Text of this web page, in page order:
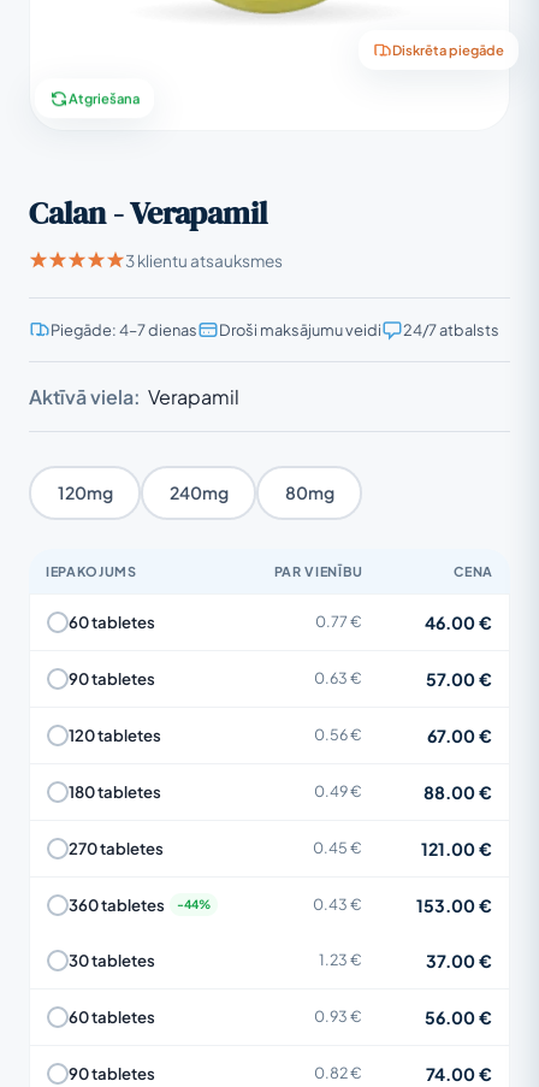
Diskrēta piegāde
Atgriešana
Calan - Verapamil
3 klientu atsauksmes
Piegāde: 4–7 dienas Droši maksājumu veidi 24/7 atbalsts
Aktīvā viela: Verapamil
120mg 240mg 80mg
IEPAKOJUMS PAR VIENĪBU CENA
60 tabletes 0.77 € 46.00 €
90 tabletes 0.63 € 57.00 €
120 tabletes 0.56 € 67.00 €
180 tabletes 0.49 € 88.00 €
270 tabletes 0.45 € 121.00 €
360 tabletes 0.43 € 153.00 €
30 tabletes 1.23 € 37.00 €
60 tabletes 0.93 € 56.00 €
90 tabletes 0.82 € 74.00 €